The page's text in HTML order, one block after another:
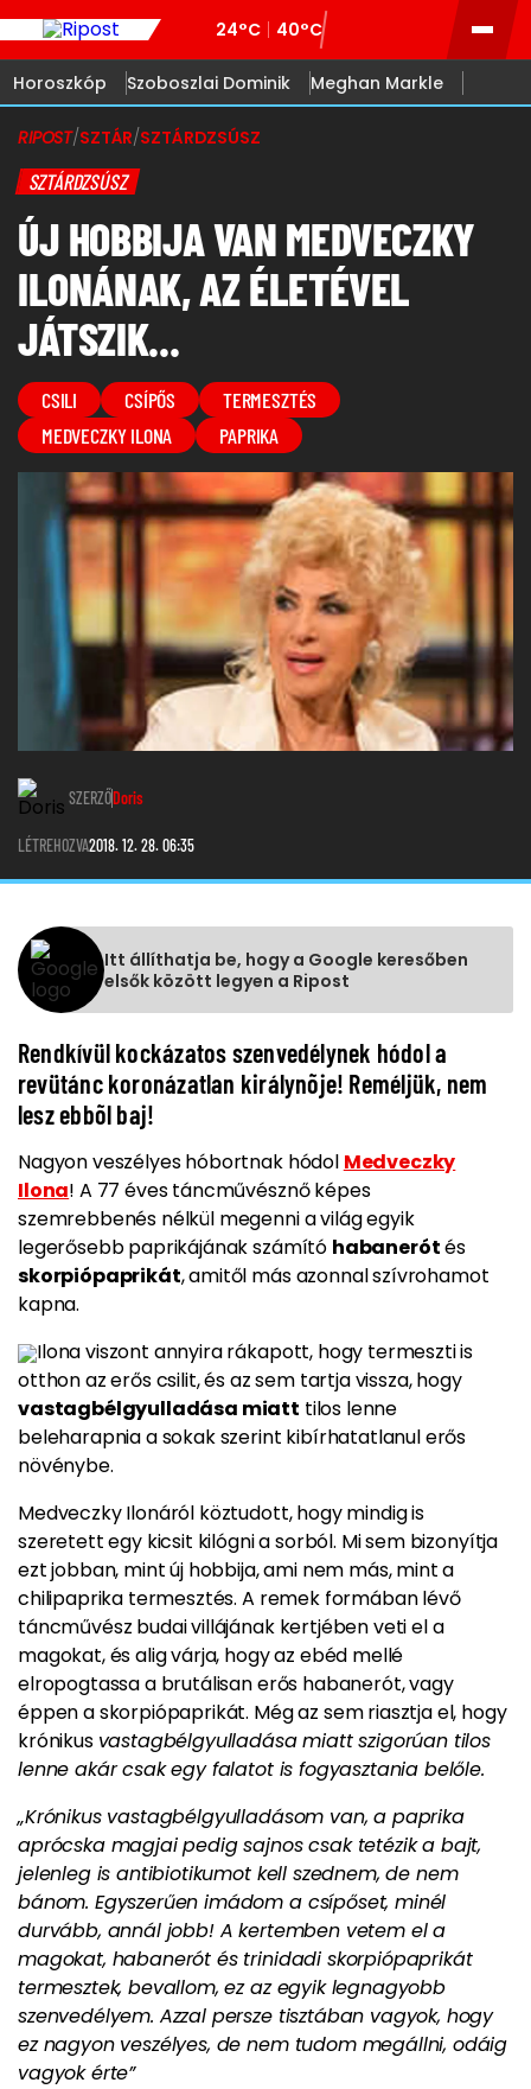
24°C 40°C
Horoszkóp Szoboszlai Dominik Meghan Markle
RIPOST/SZTÁR/SZTÁRDZSÚSZ
SZTÁRDZSÚSZ
ÚJ HOBBIJA VAN MEDVECZKY
ILONÁNAK, AZ ÉLETÉVEL
JÁTSZIK...
CSILI CSÍPŐS
TERMESZTÉS
MEDVECZKY ILONA
PAPRIKA
SZERZŐDoris
LÉTREHOZVA2018. 12. 28. 06:35
Itt állíthatja be, hogy a Google keresőben
elsők között legyen a Ripost
Rendkívül kockázatos szenvedélynek hódol a
revütánc koronázatlan királynõje! Reméljük, nem
lesz ebbõl baj!
Nagyon veszélyes hóbortnak hódol Medveczky
Ilona! A 77 éves táncművésznő képes
szemrebbenés nélkül megenni a világ egyik
legerősebb paprikájának számító habanerótés
skorpiópaprikát, amitől más azonnal szívrohamot
kapna.
Ilona viszont annyira rákapott, hogy termeszti is
otthon az erős csilit, és az sem tartja vissza, hogy
vastagbélgyulladása miatt tilos lenne
beleharapnia a sokak szerint kibírhatatlanul erős
növénybe.
Medveczky Ilonáról köztudott, hogy mindig is
szeretett egy kicsit kilógni a sorból. Mi sem bizonyítja
ezt jobban, mint új hobbija, ami nem más, mint a
chilipaprika termesztés. A remek formában lévő
táncművész budai villájának kertjében veti el a
magokat, és alig várja, hogy az ebéd mellé
elropogtassa a brutálisan erős habanerót, vagy
éppen a skorpiópaprikát. Még az sem riasztja el, hogy
krónikus vastagbélgyulladása miatt szigorúan tilos
lenne akár csak egy falatot is fogyasztania belőle.
„Krónikus vastagbélgyulladásom van, a paprika
aprócska magjai pedig sajnos csak tetézik a bajt,
jelenleg is antibiotikumot kell szednem, de nem
bánom. Egyszerűen imádom a csípőset, minél
durvább, annál jobb! A kertemben vetem el a
magokat, habanerót és trinidadi skorpiópaprikát
termesztek, bevallom, ez az egyik legnagyobb
szenvedélyem. Azzal persze tisztában vagyok, hogy
ez nagyon veszélyes, de nem tudom megállni, odáig
vagyok érte”